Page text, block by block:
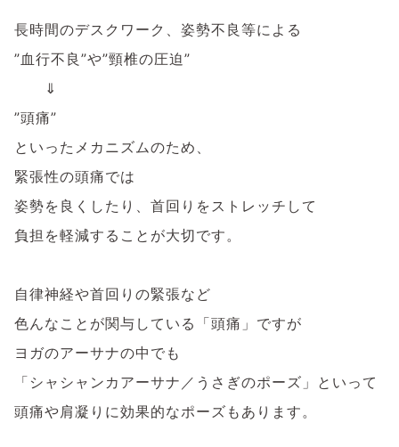
長時間のデスクワーク、姿勢不良等による
”血行不良”や”頸椎の圧迫”
⇓
”頭痛”
といったメカニズムのため、
緊張性の頭痛では
姿勢を良くしたり、首回りをストレッチして
負担を軽減することが大切です。
自律神経や首回りの緊張など
色んなことが関与している「頭痛」ですが
ヨガのアーサナの中でも
「シャシャンカアーサナ／うさぎのポーズ」といって
頭痛や肩凝りに効果的なポーズもあります。